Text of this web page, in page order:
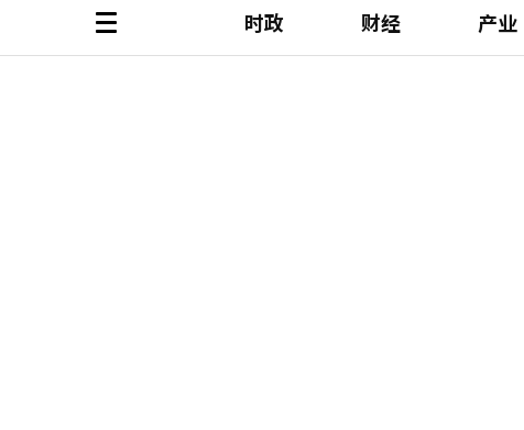
时政 财经 产业